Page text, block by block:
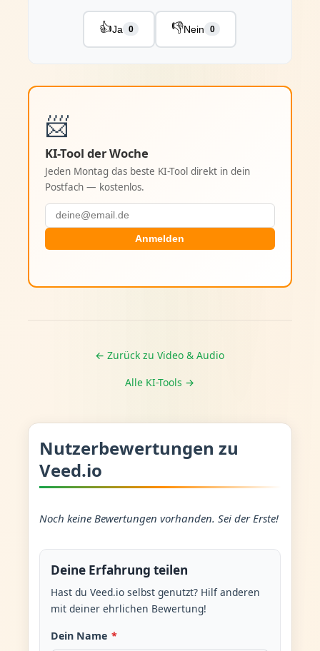
👍Ja 0 👎Nein 0
📨
KI-Tool der Woche
Jeden Montag das beste KI-Tool direkt in dein
Postfach — kostenlos.
Anmelden
← Zurück zu Video & Audio
Alle KI-Tools →
Nutzerbewertungen zu
Veed.io
Noch keine Bewertungen vorhanden. Sei der Erste!
Deine Erfahrung teilen
Hast du Veed.io selbst genutzt? Hilf anderen
mit deiner ehrlichen Bewertung!
Dein Name *